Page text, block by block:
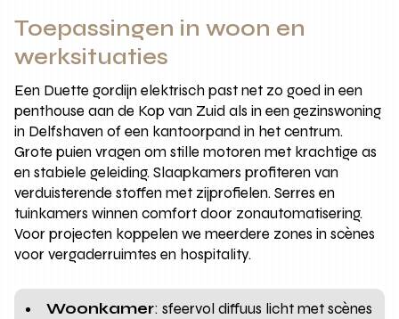
Toepassingen in woon en
werksituaties
Een Duette gordijn elektrisch past net zo goed in een
penthouse aan de Kop van Zuid als in een gezinswoning
in Delfshaven of een kantoorpand in het centrum.
Grote puien vragen om stille motoren met krachtige as
en stabiele geleiding. Slaapkamers profiteren van
verduisterende stoffen met zijprofielen. Serres en
tuinkamers winnen comfort door zonautomatisering.
Voor projecten koppelen we meerdere zones in scènes
voor vergaderruimtes en hospitality.
Woonkamer: sfeervol diffuus licht met scènes